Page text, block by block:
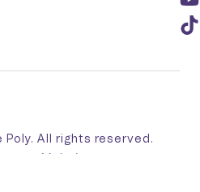
All rights reserved.